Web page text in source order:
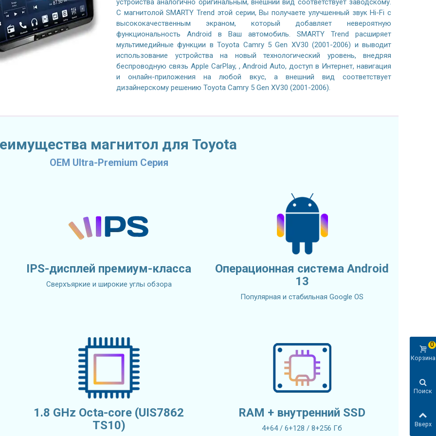
устройства аналогично оригинальным, внешний вид соответствует заводскому.
С магнитолой SMARTY Trend этой серии, Вы получаете улучшенный звук Hi-Fi с
высококачественным экраном, который добавляет невероятную
функциональность Android в Ваш автомобиль. SMARTY Trend расширяет
мультимедийные функции в Toyota Camry 5 Gen XV30 (2001-2006) и выводит
использование устройства на новый технологический уровень, внедряя
беспроводную связь Apple CarPlay, , Android Auto, доступ в Интернет, навигация
и онлайн-приложения на любой вкус, а внешний вид соответствует
дизайнерскому решению Toyota Camry 5 Gen XV30 (2001-2006).
магнитол для Toyota
OEM Ultra-Premium Серия
IPS-дисплей премиум-класса
Сверхъяркие и широкие углы обзора
Операционная система Android
13
Популярная и стабильная Google OS
1.8 GHz Octa-core (UIS7862
TS10)
RAM + внутренний SSD
4+64 / 6+128 / 8+256 Гб
Корзина
0
Поиск
Вверх